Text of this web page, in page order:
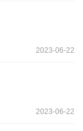
2023-06-22
2023-06-22